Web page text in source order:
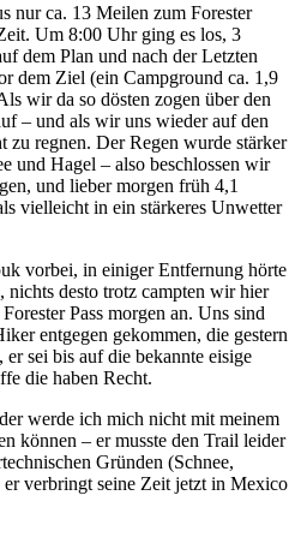
nur ca. 13 Meilen zum Forester
Um 8:00 Uhr ging es los, 3
dem Plan und nach der Letzten
dem Ziel (ein Campground ca. 1,9
wir da so dösten zogen über den
– und als wir uns wieder auf den
zu regnen. Der Regen wurde stärker
und Hagel – also beschlossen wir
und lieber morgen früh 4,1
vielleicht in ein stärkeres Unwetter
vorbei, in einiger Entfernung hörte
desto trotz campten wir hier
Pass morgen an. Uns sind
entgegen gekommen, die gestern
er sei bis auf die bekannte eisige
die haben Recht.
werde ich mich nicht mit meinem
können – er musste den Trail leider
Gründen (Schnee,
verbringt seine Zeit jetzt in Mexico